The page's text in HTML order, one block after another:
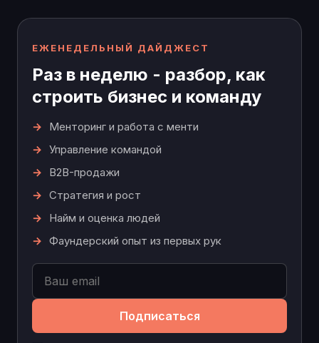
ЕЖЕНЕДЕЛЬНЫЙ ДАЙДЖЕСТ
Раз в неделю - разбор, как
строить бизнес и команду
Менторинг и работа с менти
Управление командой
B2B-продажи
Стратегия и рост
Найм и оценка людей
Фаундерский опыт из первых рук
Подписаться